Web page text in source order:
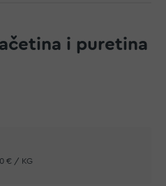
i puretina
€ / KG